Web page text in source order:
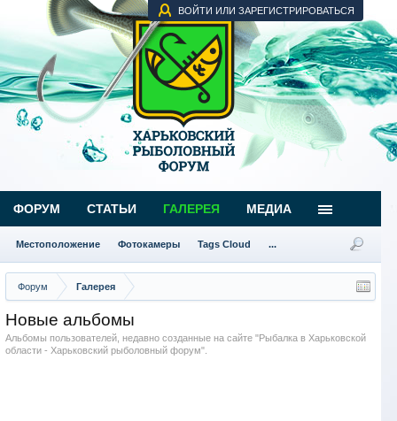
ВОЙТИ ИЛИ ЗАРЕГИСТРИРОВАТЬСЯ
Форум Галерея
Новые альбомы
Альбомы пользователей, недавно созданные на сайте "Рыбалка в Харьковской
области - Харьковский рыболовный форум".
ФОРУМ СТАТЬИ ГАЛЕРЕЯ
Местоположение Фотокамеры Tags Cloud ...
МЕДИА